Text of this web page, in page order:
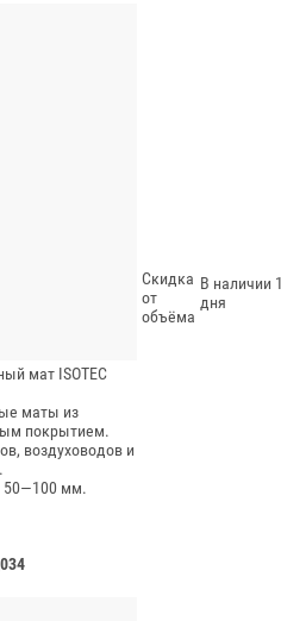
мат ISOTEC
маты из
покрытием.
воздуховодов и
50—100 мм.
Скидка
от
объёма
В наличии
дня